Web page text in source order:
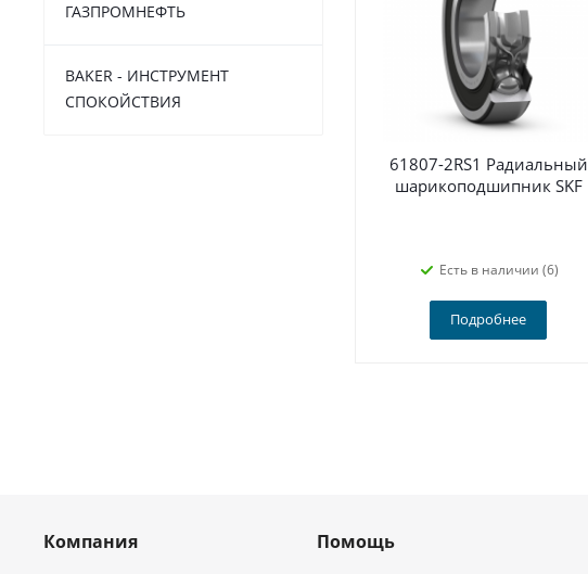
61807-2RS1 Радиальный
шарикоподшипник SKF
Есть в наличии (6)
Подробнее
ГАЗПРОМНЕФТЬ
BAKER - ИНСТРУМЕНТ
СПОКОЙСТВИЯ
Компания Помощь